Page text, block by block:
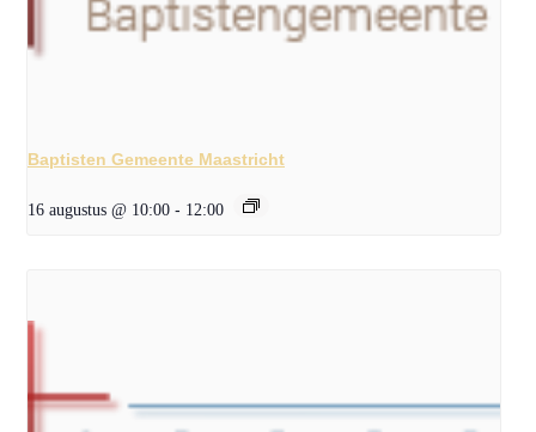
Baptisten Gemeente Maastricht
16 augustus @ 10:00 - 12:00